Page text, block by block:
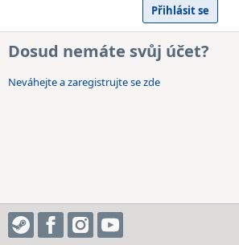
Dosud nemáte svůj účet?
Neváhejte a zaregistrujte se zde